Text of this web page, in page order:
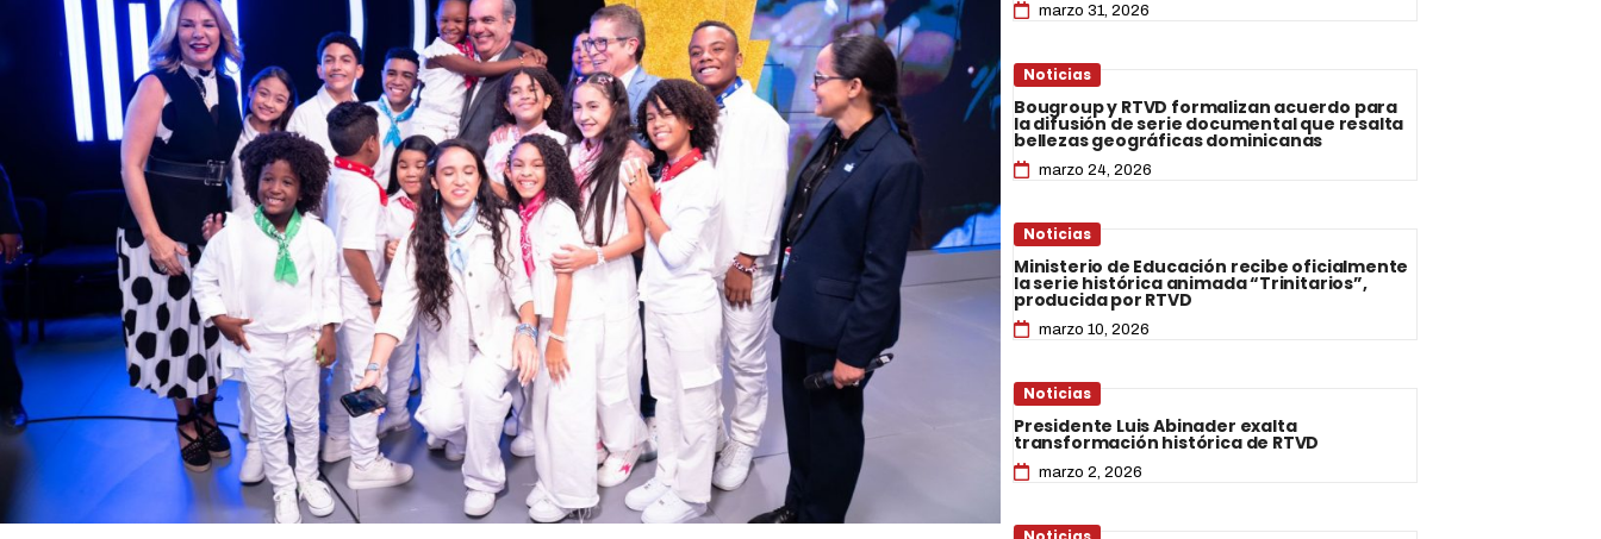
marzo 31, 2026
Noticias
Bougroup y RTVD formalizan acuerdo para
la difusión de serie documental que resalta
bellezas geográficas dominicanas
marzo 24, 2026
Noticias
Ministerio de Educación recibe oficialmente
la serie histórica animada “Trinitarios”,
producida por RTVD
marzo 10, 2026
Noticias
Presidente Luis Abinader exalta
transformación histórica de RTVD
marzo 2, 2026